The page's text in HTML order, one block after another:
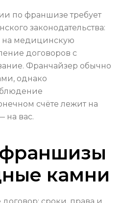
по франшизе требует
законодательства:
на медицинскую
договоров с
Франчайзер обычно
однако
счёте лежит на
на вас.
камни